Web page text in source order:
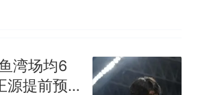
湾场均6
源提前预